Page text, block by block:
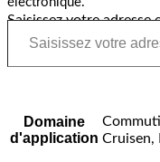
Saisissez votre adresse
Domaine
d'application Cruisen,